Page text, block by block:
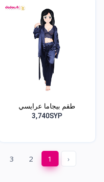
طقم بيجاما عرايسي
3,740SYP
‹
1
2
3